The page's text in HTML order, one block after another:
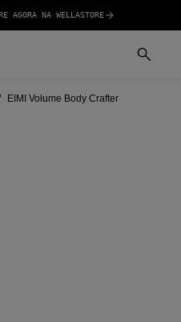
AGORA NA WELLASTORE
EIMI Volume Body Crafter